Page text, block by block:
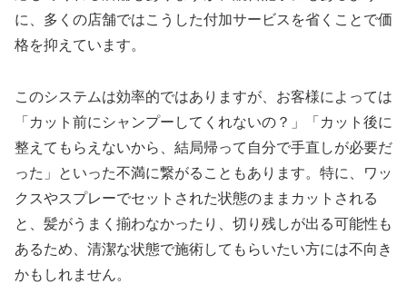
に、多くの店舗ではこうした付加サービスを省くことで価
格を抑えています。
このシステムは効率的ではありますが、お客様によっては
「カット前にシャンプーしてくれないの？」「カット後に
整えてもらえないから、結局帰って自分で手直しが必要だ
った」といった不満に繋がることもあります。特に、ワッ
クスやスプレーでセットされた状態のままカットされる
と、髪がうまく揃わなかったり、切り残しが出る可能性も
あるため、清潔な状態で施術してもらいたい方には不向き
かもしれません。